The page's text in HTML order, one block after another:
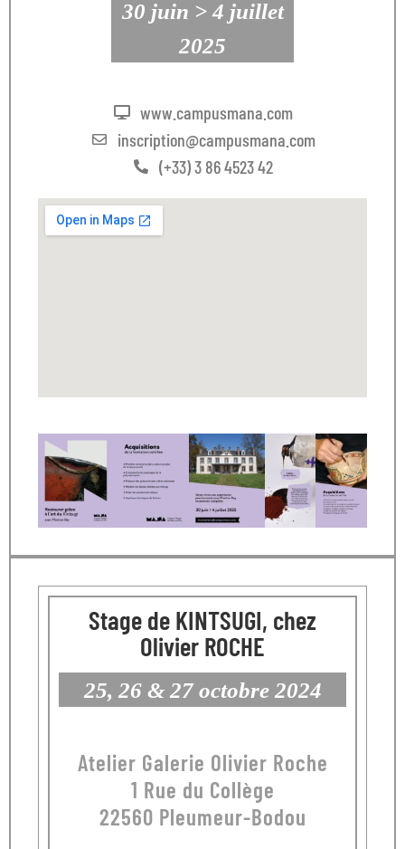
30 juin > 4 juillet
2025
www.campusmana.com
inscription@campusmana.com
(+33) 3 86 4523 42
Stage de KINTSUGI, chez
Olivier ROCHE
25, 26 & 27 octobre 2024
Atelier Galerie Olivier Roche
1 Rue du Collège
22560 Pleumeur-Bodou